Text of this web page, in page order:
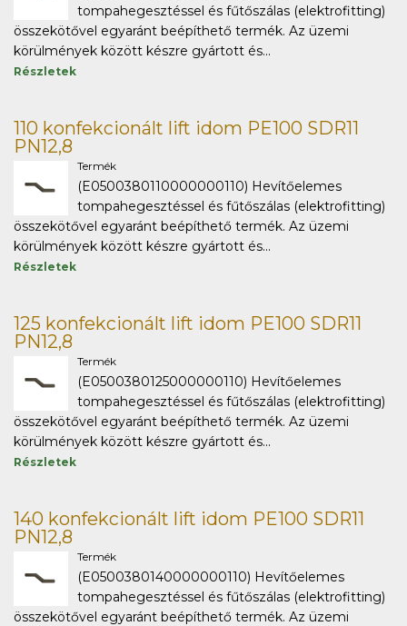
tompahegesztéssel és fűtőszálas (elektrofitting)
összekötővel egyaránt beépíthető termék. Az üzemi
körülmények között készre gyártott és...
Részletek
110 konfekcionált lift idom PE100 SDR11
PN12,8
Termék
(E0500380110000000110) Hevítőelemes
tompahegesztéssel és fűtőszálas (elektrofitting)
összekötővel egyaránt beépíthető termék. Az üzemi
körülmények között készre gyártott és...
Részletek
125 konfekcionált lift idom PE100 SDR11
PN12,8
Termék
(E0500380125000000110) Hevítőelemes
tompahegesztéssel és fűtőszálas (elektrofitting)
összekötővel egyaránt beépíthető termék. Az üzemi
körülmények között készre gyártott és...
Részletek
140 konfekcionált lift idom PE100 SDR11
PN12,8
Termék
(E0500380140000000110) Hevítőelemes
tompahegesztéssel és fűtőszálas (elektrofitting)
összekötővel egyaránt beépíthető termék. Az üzemi